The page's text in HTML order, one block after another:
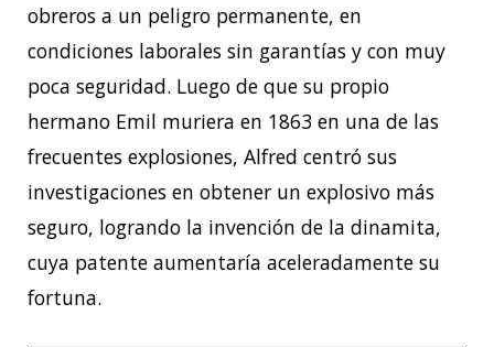
obreros a un peligro permanente, en
condiciones laborales sin garantías y con muy
poca seguridad. Luego de que su propio
hermano Emil muriera en 1863 en una de las
frecuentes explosiones, Alfred centró sus
investigaciones en obtener un explosivo más
seguro, logrando la invención de la dinamita,
cuya patente aumentaría aceleradamente su
fortuna.